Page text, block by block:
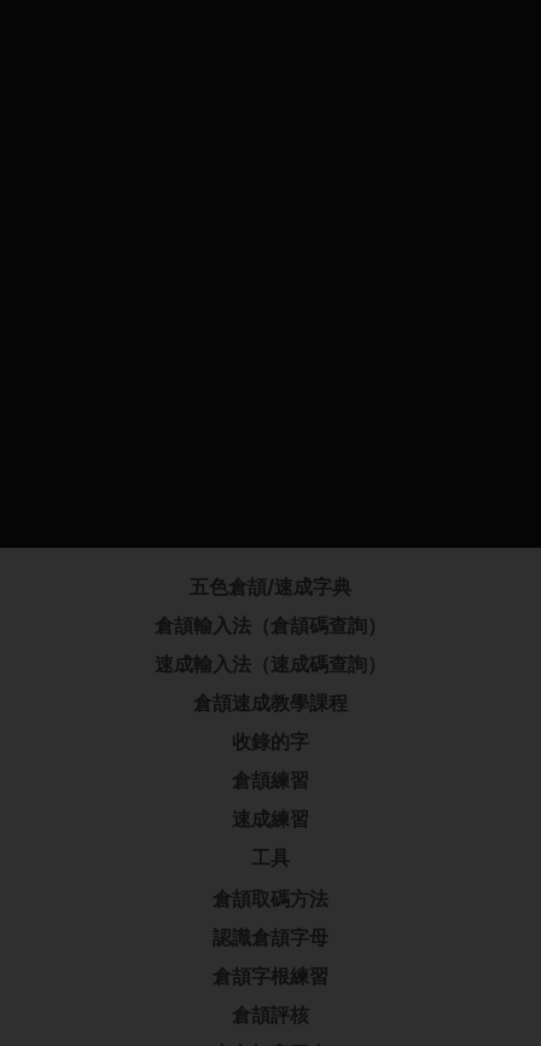
五色倉頡/速成字典
倉頡輸入法（倉頡碼查詢）
速成輸入法（速成碼查詢）
倉頡速成教學課程
收錄的字
倉頡練習
速成練習
工具
倉頡取碼方法
認識倉頡字母
倉頡字根練習
倉頡評核